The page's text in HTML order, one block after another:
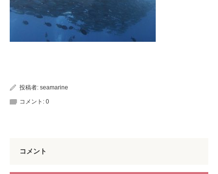
投稿者: seamarine
コメント: 0
コメント